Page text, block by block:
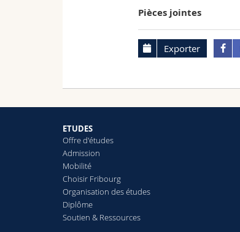
Pièces jointes
Exporter
ETUDES
Offre d'études
Admission
Mobilité
Choisir Fribourg
Organisation des études
Diplôme
Soutien & Ressources